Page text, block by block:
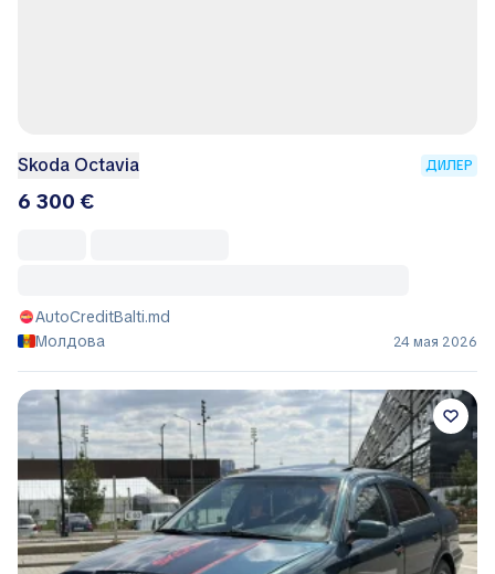
Skoda Octavia ДИЛЕР
6 300 €
AutoCreditBalti.md
Молдова
24 мая 2026